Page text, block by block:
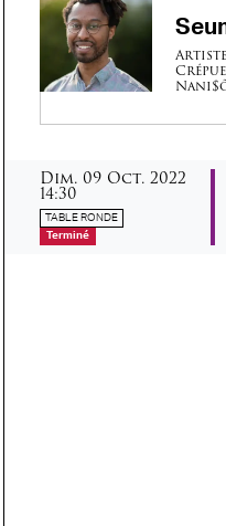
dimanche
Dim. 09 octobre
Oct. 2022
14:30
TABLE RONDE
Terminé